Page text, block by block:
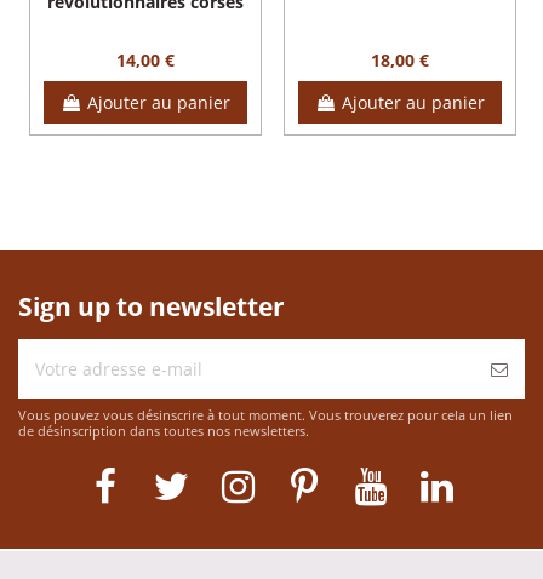
14,00 €
Ajouter au panier
18,00 €
Ajouter au panier
Sign up to newsletter
Vous pouvez vous désinscrire à tout moment. Vous trouverez pour cela un lien
de désinscription dans toutes nos newsletters.